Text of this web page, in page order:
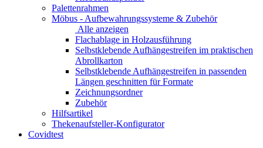
Palettenrahmen
Möbus - Aufbewahrungssysteme & Zubehör
Alle anzeigen
Flachablage in Holzausführung
Selbstklebende Aufhängestreifen im praktischen
Abrollkarton
Selbstklebende Aufhängestreifen in passenden
Längen geschnitten für Formate
Zeichnungsordner
Zubehör
Hilfsartikel
Thekenaufsteller-Konfigurator
Covidtest